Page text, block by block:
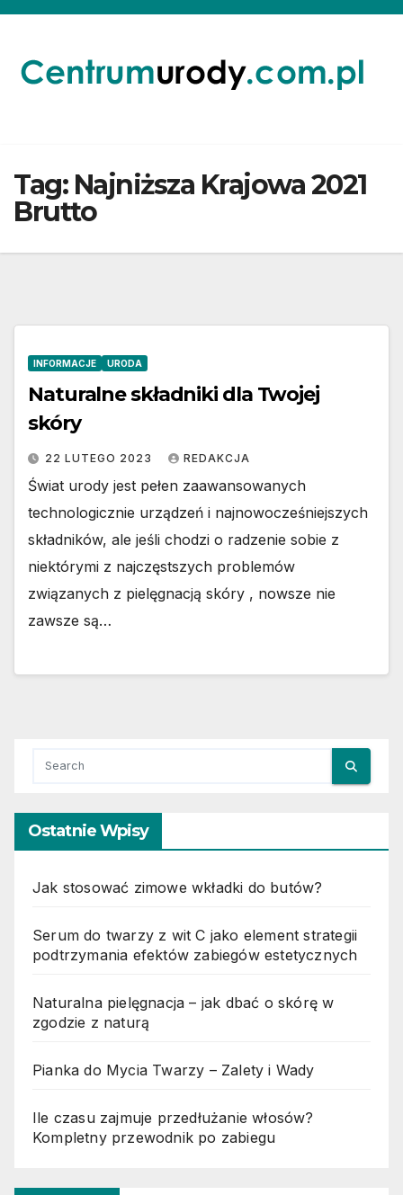
Skip
content
Tag: Najniższa Krajowa 2021
Brutto
INFORMACJE URODA
Naturalne składniki dla Twojej
skóry
22 LUTEGO 2023 REDAKCJA
Świat urody jest pełen zaawansowanych
technologicznie urządzeń i najnowocześniejszych
składników, ale jeśli chodzi o radzenie sobie z
niektórymi z najczęstszych problemów
związanych z pielęgnacją skóry , nowsze nie
zawsze są…
Ostatnie Wpisy
Jak stosować zimowe wkładki do butów?
Serum do twarzy z wit C jako element strategii
podtrzymania efektów zabiegów estetycznych
Naturalna pielęgnacja – jak dbać o skórę w
zgodzie z naturą
Pianka do Mycia Twarzy – Zalety i Wady
Ile czasu zajmuje przedłużanie włosów?
Kompletny przewodnik po zabiegu